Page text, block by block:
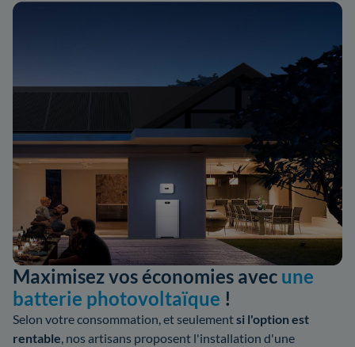
Maximisez vos économies avec une
batterie photovoltaïque !
Selon votre consommation, et seulementsi l'option est
rentable, nos artisans proposent l'installation d'une